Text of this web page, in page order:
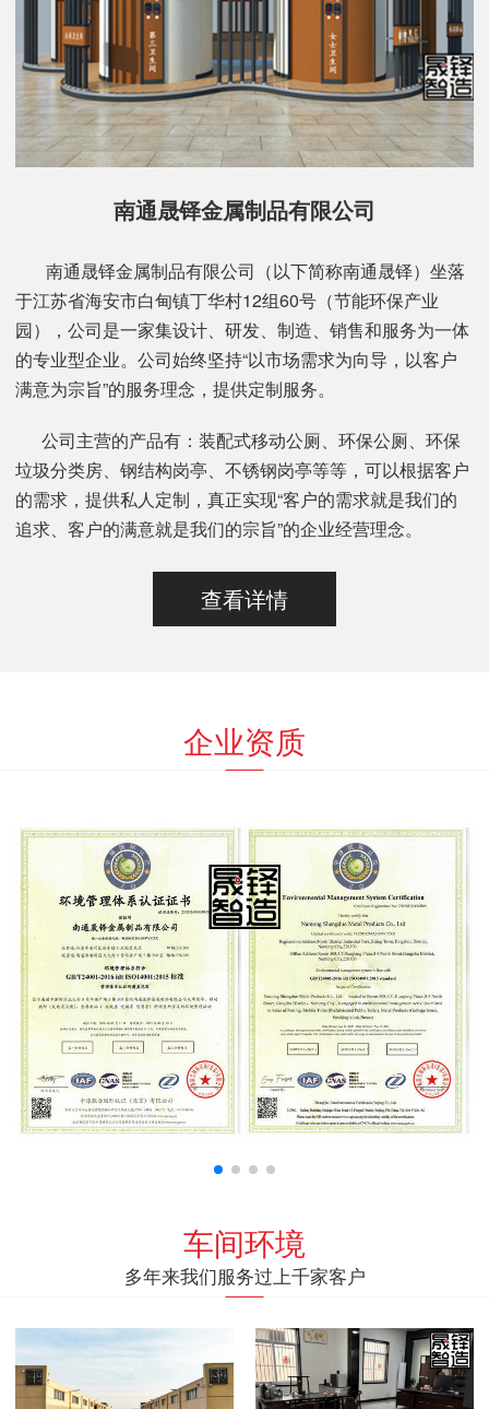
南通晟铎金属制品有限公司
南通晟铎金属制品有限公司（以下简称南通晟铎）坐落
于江苏省海安市白甸镇丁华村12组60号（节能环保产业
园），公司是一家集设计、研发、制造、销售和服务为一体
的专业型企业。公司始终坚持“以市场需求为向导，以客户
满意为宗旨”的服务理念，提供定制服务。
公司主营的产品有：装配式移动公厕、环保公厕、环保
垃圾分类房、钢结构岗亭、不锈钢岗亭等等，可以根据客户
的需求，提供私人定制，真正实现“客户的需求就是我们的
追求、客户的满意就是我们的宗旨”的企业经营理念。
查看详情
企业资质
车间环境
多年来我们服务过上千家客户